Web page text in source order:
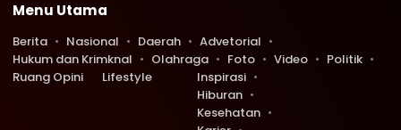
Menu Utama
Berita Nasional Daerah
Advetorial
Hukum dan Krimknal
Olahraga Foto Video
Politik
Ruang Opini
Lifestyle
Inspirasi
Hiburan
Kesehatan